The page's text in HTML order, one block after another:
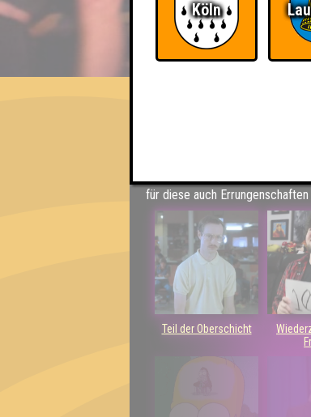
Kleiner Hinweis: bei uns sind
für diese auch
Teil der Oberschicht
Köln